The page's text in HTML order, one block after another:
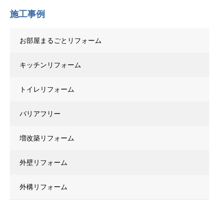
施工事例
お部屋まるごとリフォーム
キッチンリフォーム
トイレリフォーム
バリアフリー
増改築リフォーム
外壁リフォーム
外構リフォーム